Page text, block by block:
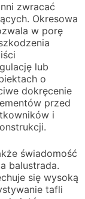
zwracać
Okresowa
w porę
lub
o
dokręcenie
przed
i
świadomość
balustrada.
się wysoką
tafli